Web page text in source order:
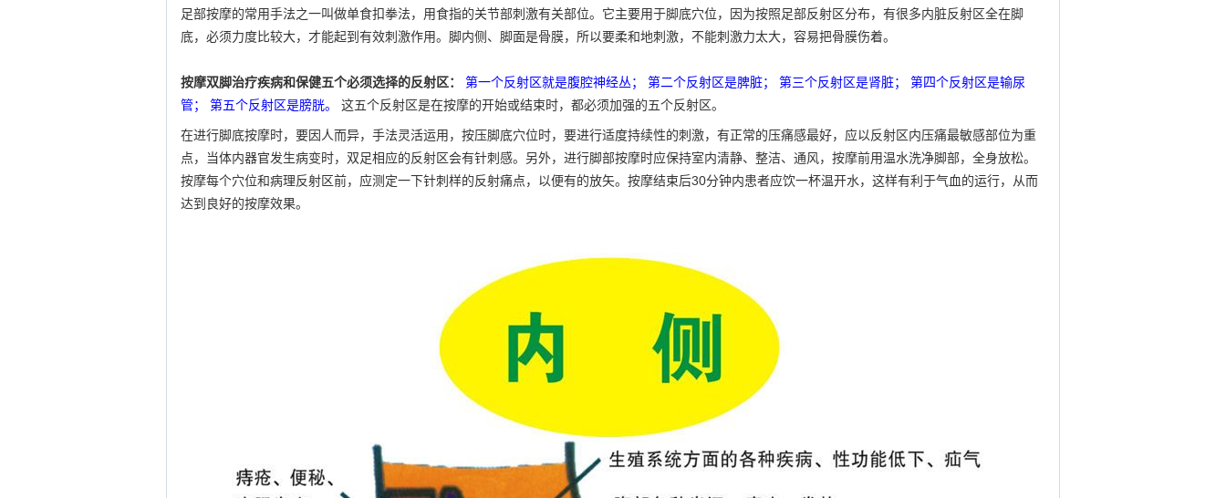
足部按摩的常用手法之一叫做单食扣拳法，用食指的关节部刺激有关部位。它主要用于脚底穴位，因为按照足部反射区分布，有很多内脏反射区全在脚
底，必须力度比较大，才能起到有效刺激作用。脚内侧、脚面是骨膜，所以要柔和地刺激，不能刺激力太大，容易把骨膜伤着。
按摩双脚治疗疾病和保健五个必须选择的反射区：
第一个反射区就是腹腔神经丛； 第二个反射区是脾脏； 第三个反射区是肾脏； 第四个反射区是输尿
管； 第五个反射区是膀胱。
这五个反射区是在按摩的开始或结束时，都必须加强的五个反射区。
在进行脚底按摩时，要因人而异，手法灵活运用，按压脚底穴位时，要进行适度持续性的刺激，有正常的压痛感最好，应以反射区内压痛最敏感部位为重
点，当体内器官发生病变时，双足相应的反射区会有针刺感。另外，进行脚部按摩时应保持室内清静、整洁、通风，按摩前用温水洗净脚部，全身放松。
按摩每个穴位和病理反射区前，应测定一下针刺样的反射痛点，以便有的放矢。按摩结束后30分钟内患者应饮一杯温开水，这样有利于气血的运行，从而
达到良好的按摩效果。